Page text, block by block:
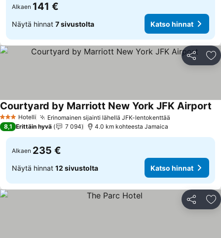
Alkaen 141 €
Näytä hinnat 7 sivustolta Katso hinnat
Jaa
3 Tähtiluokitus
Hotelli Erinomainen sijainti lähellä JFK-lentokenttää
Courtyard by Marriott New York JFK Airport
8,1 Erittäin hyvä 7 094 4.0 km kohteesta Jamaica
Alkaen 235 €
Näytä hinnat 12 sivustolta Katso hinnat
Jaa